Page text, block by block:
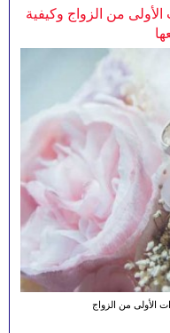
من الزواج وكيفية
الأولى من الزواج